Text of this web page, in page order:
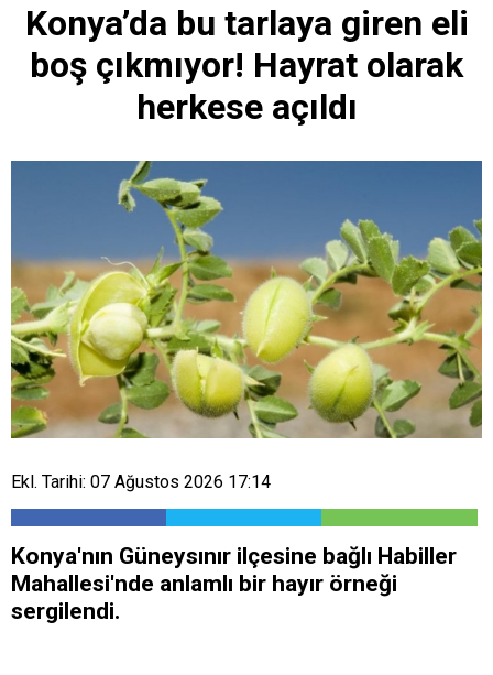
Konya’da bu tarlaya giren eli
boş çıkmıyor! Hayrat olarak
herkese açıldı
Ekl. Tarihi: 07 Ağustos 2026 17:14
Konya'nın Güneysınır ilçesine bağlı Habiller
Mahallesi'nde anlamlı bir hayır örneği
sergilendi.